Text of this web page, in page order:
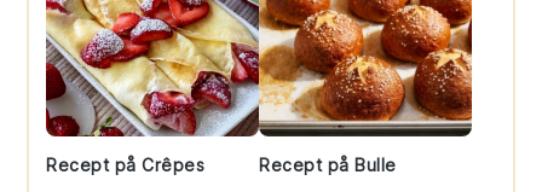
Recept på Crêpes Recept på Bulle